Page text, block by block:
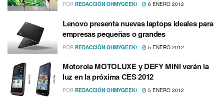
POR REDACCIÓN OHMYGEEK! 6 ENERO 2012
Lenovo presenta nuevas laptops ideales para
empresas pequeñas o grandes
POR REDACCIÓN OHMYGEEK! 5 ENERO 2012
Motorola MOTOLUXE y DEFY MINI verán la
luz en la próxima CES 2012
POR REDACCIÓN OHMYGEEK! 5 ENERO 2012